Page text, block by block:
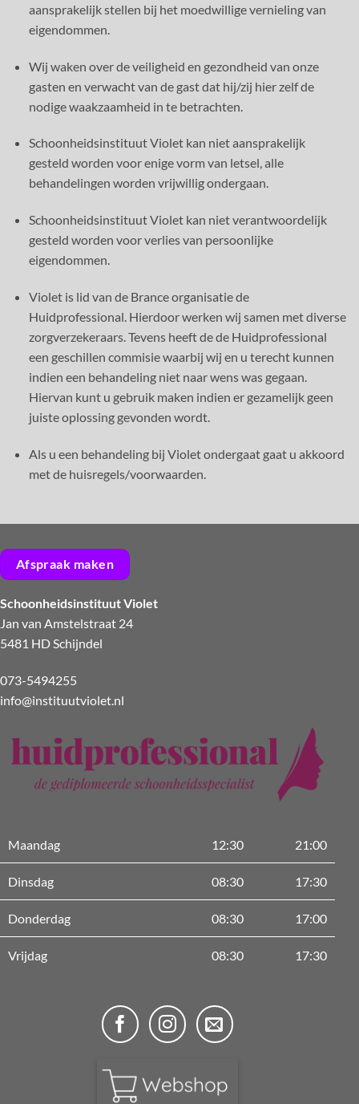
aansprakelijk stellen bij het moedwillige vernieling van
eigendommen.
Wij waken over de veiligheid en gezondheid van onze
gasten en verwacht van de gast dat hij/zij hier zelf de
nodige waakzaamheid in te betrachten.
Schoonheidsinstituut Violet kan niet aansprakelijk
gesteld worden voor enige vorm van letsel, alle
behandelingen worden vrijwillig ondergaan.
Schoonheidsinstituut Violet kan niet verantwoordelijk
gesteld worden voor verlies van persoonlijke
eigendommen.
Violet is lid van de Brance organisatie de
Huidprofessional. Hierdoor werken wij samen met diverse
zorgverzekeraars. Tevens heeft de de Huidprofessional
een geschillen commisie waarbij wij en u terecht kunnen
indien een behandeling niet naar wens was gegaan.
Hiervan kunt u gebruik maken indien er gezamelijk geen
juiste oplossing gevonden wordt.
Als u een behandeling bij Violet ondergaat gaat u akkoord
met de huisregels/voorwaarden.
Afspraak maken
Schoonheidsinstituut Violet
Jan van Amstelstraat 24
5481 HD Schijndel
073-5494255
info@instituutviolet.nl
Maandag 12:30 21:00
Dinsdag 08:30 17:30
Donderdag 08:30 17:00
Vrijdag 08:30 17:30